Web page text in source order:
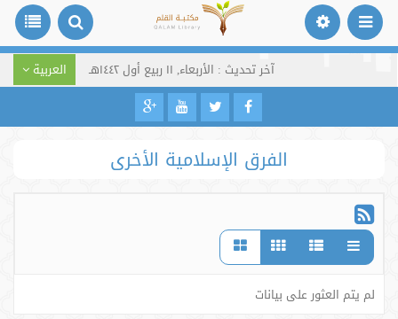
آخر تحديث : الأربعاء, ١١ ربيع أول ١٤٤٢هـ العربية
الفرق الإسلامية الأخرى
لم يتم العثور على بيانات